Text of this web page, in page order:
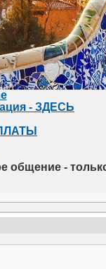
- ЗДЕСЬ
общение -